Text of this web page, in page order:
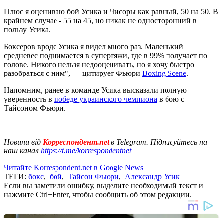
Плюс я оцениваю бой Усика и Чисоры как равный, 50 на 50. В
крайнем случае - 55 на 45, но никак не односторонний в
пользу Усика.
Боксеров вроде Усика я видел много раз. Маленький
средневес поднимается в супертяжи, где в 99% получает по
голове. Никого нельзя недооценивать, но я хочу быстро
разобраться с ним", — цитирует Фьюри Boxing Scene.
Напомним, ранее в команде Усика высказали полную
уверенность в победе украинского чемпиона в бою с
Тайсоном Фьюри.
Новини від Корреспондент.netв Telegram. Підписуйтесь на
наш канал https://t.me/korrespondentnet
Читайте Korrespondent.net в Google News
ТЕГИ: бокс, бой, Тайсон Фьюри, Александр Усик
Если вы заметили ошибку, выделите необходимый текст и
нажмите Ctrl+Enter, чтобы сообщить об этом редакции.